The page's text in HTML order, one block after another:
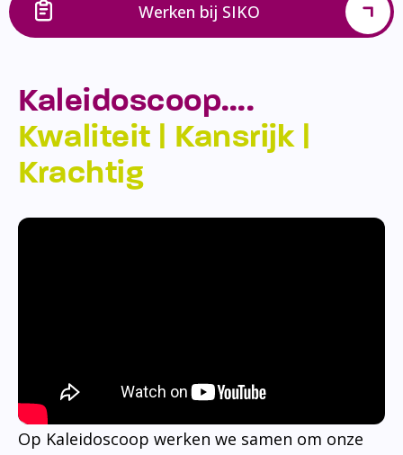
Werken bij SIKO
Kaleidoscoop….
Kwaliteit | Kansrijk |
Krachtig
Op Kaleidoscoop werken we samen om onze